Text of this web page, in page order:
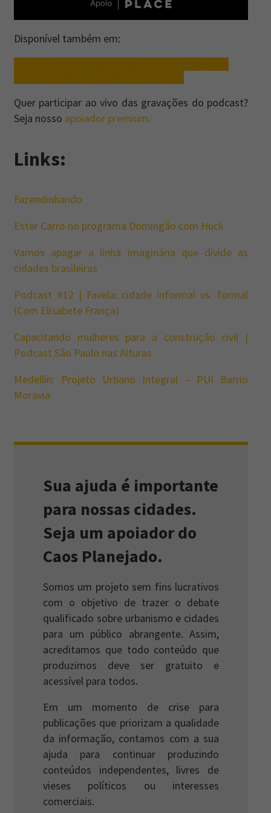
Disponível também em:
Quer participar ao vivo das gravações do podcast?
Seja nosso apoiador premium.
Links:
Fazendinhando
Ester Carro no programa Domingão com Huck
Vamos apagar a linha imaginária que divide as
cidades brasileiras
Podcast #12 | Favela: cidade informal vs. formal
(Com Elisabete França)
Capacitando mulheres para a construção civil |
Podcast São Paulo nas Alturas
Medellín: Projeto Urbano Integral – PUI Barrio
Moravia
Sua ajuda é importante
para nossas cidades.
Seja um apoiador do
Caos Planejado.
Somos um projeto sem fins lucrativos
com o objetivo de trazer o debate
qualificado sobre urbanismo e cidades
para um público abrangente. Assim,
acreditamos que todo conteúdo que
produzimos deve ser gratuito e
acessível para todos.
Em um momento de crise para
publicações que priorizam a qualidade
da informação, contamos com a sua
ajuda para continuar produzindo
conteúdos independentes, livres de
vieses políticos ou interesses
comerciais.